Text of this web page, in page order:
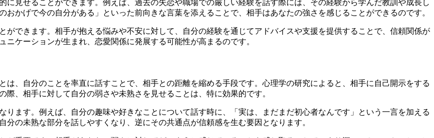
見せることができます。例えば、過去の失恋や職場での厳しい経験を話す際には、その経験から学んだ教訓や成長し
かげで今の自分がある」といった前向きな言葉を添えることで、相手はあなたの強さを感じることができるのです。
ができます。相手が抱える悩みや不安に対して、自分の経験を通じてアドバイスや支援を提供することで、信頼関係が
ケーションが生まれ、恋愛関係に発展する可能性が高まるのです。
、自分のことを率直に話すことで、相手との距離を縮める手段です。心理学の研究によると、相手に自己開示をする
、相手に対して自分の弱さや未熟さを見せることは、特に効果的です。
ます。例えば、自分の趣味や好きなことについて話す時に、「実は、まだまだ初心者なんです」という一言を加える
の未熟な部分を話しやすくなり、逆にその共通点が信頼感を生む要因となります。